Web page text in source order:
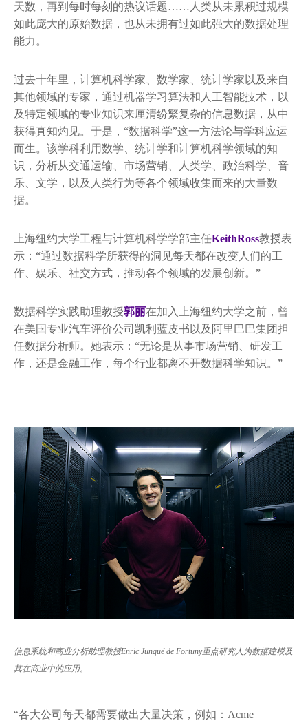
天数，再到每时每刻的热议话题……人类从未累积过规模
如此庞大的原始数据，也从未拥有过如此强大的数据处理
能力。
过去十年里，计算机科学家、数学家、统计学家以及来自
其他领域的专家，通过机器学习算法和人工智能技术，以
及特定领域的专业知识来厘清纷繁复杂的信息数据，从中
获得真知灼见。于是，“数据科学”这一方法论与学科应运
而生。该学科利用数学、统计学和计算机科学领域的知
识，分析从交通运输、市场营销、人类学、政治科学、音
乐、文学，以及人类行为等各个领域收集而来的大量数
据。
上海纽约大学工程与计算机科学学部主任KeithRoss教授表
示：“通过数据科学所获得的洞见每天都在改变人们的工
作、娱乐、社交方式，推动各个领域的发展创新。”
数据科学实践助理教授郭丽在加入上海纽约大学之前，曾
在美国专业汽车评价公司凯利蓝皮书以及阿里巴巴集团担
任数据分析师。她表示：“无论是从事市场营销、研发工
作，还是金融工作，每个行业都离不开数据科学知识。”
信息系统和商业分析助理教授Enric Junqué de Fortuny重点研究人为数据建模及
其在商业中的应用。
“各大公司每天都需要做出大量决策，例如：Acme